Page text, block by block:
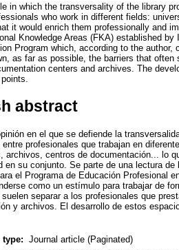
in which the transversality of the library
who work in different fields:
it would enrich them professionally and
Knowledge Areas (FKA) established
Program which, according to the
as far as possible, the barriers that
centers and archives. The
abstract
en el que se defiende la
entre profesionales que trabajan en
archivos, centros de documentación... lo
en su conjunto. Se parte de una lectura
el Programa de Educación Profesional
como un estímulo para trabajar de
suelen separar a los profesionales que
y archivos. El desarrollo de estos
type:
Journal article (Paginated)